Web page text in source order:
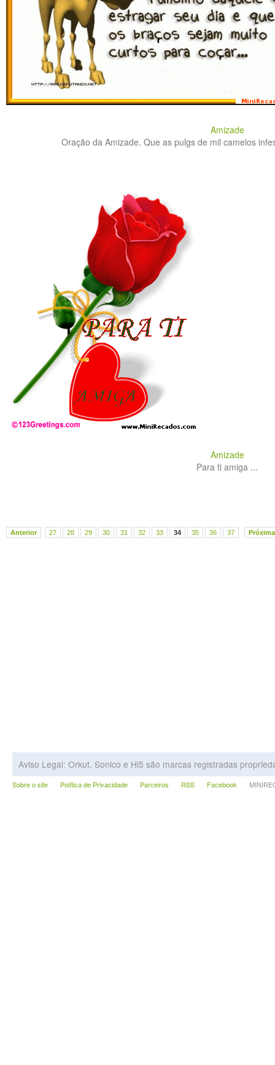
Amizade
Oração da Amizade. Que as pulgs de mil camelos
Amizade
Para ti amiga ...
Anterior 27 28 29 30 31 32 33 34 35 36 37 Próxima
Aviso Legal: Orkut, Sonico e Hi5 são marcas registradas
Sobre o site Política de Privacidade Parceiros RSS Facebook